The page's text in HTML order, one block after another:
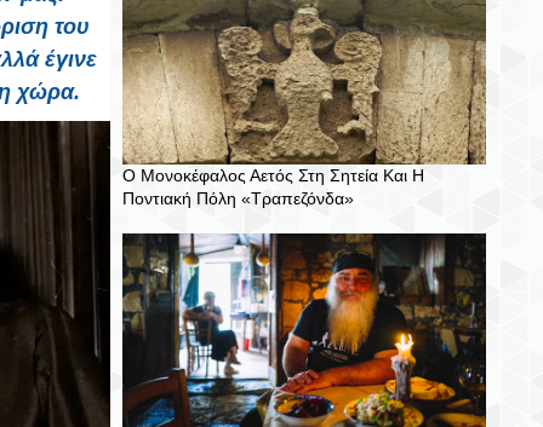
του
έγινε
χώρα.
Ο Μονοκέφαλος Αετός Στη Σητεία Και Η
Ποντιακή Πόλη «Τραπεζόνδα»